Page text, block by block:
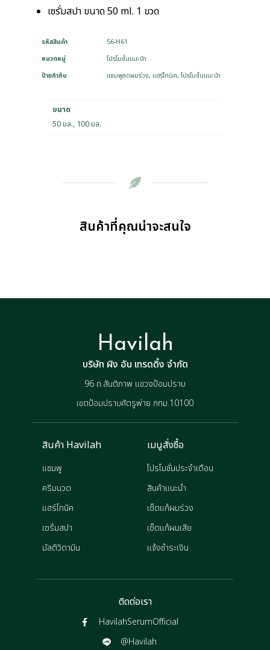
เซรั่มสปา ขนาด 50 ml. 1 ขวด
รหัสสินค้า
56-H61
หมวดหมู่
โปรโมชั่นแนะนำ
ป้ายกำกับ
แชมพูลดผมร่วง, แฮร์โทนิค, โปรโมชั่นแนะนำ
ขนาด
50 มล., 100 มล.
สินค้าที่คุณน่าจะสนใจ
Havilah
บริษัท ผิง อัน เทรดดิ้ง จำกัด
96 ถ.สันติภาพ แขวงป้อมปราบ
เขตป้อมปราบศัตรูพ่าย กทม.10100
สินค้า Havilah
แชมพู
ครีมนวด
แฮร์โทนิค
เซรั่มสปา
มัลติวิตามิน
เมนูสั่งซื้อ
โปรโมชั่นประจำเดือน
สินค้าแนะนำ
เซ็ตแก้ผมร่วง
เซ็ตแก้ผมเสีย
แจ้งชำระเงิน
ติดต่อเรา
HavilahSerumOfficial
@Havilah